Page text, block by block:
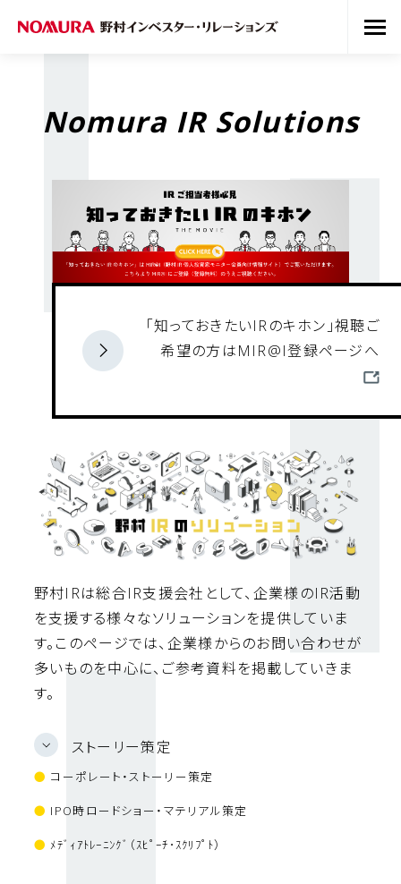
Nomura IR Solutions
「知っておきたいIRのキホン」視聴ご
希望の方はMIR@I登録ページへ
野村IRは総合IR支援会社として、企業様のIR活動
を支援する様々なソリューションを提供していま
す。このページでは、企業様からのお問い合わせが
多いものを中心に、ご参考資料を掲載していきま
す。
ストーリー策定
● コーポレート・ストーリー策定
● IPO時ロードショー・マテリアル策定
●ﾒﾃﾞｨｱﾄﾚｰﾆﾝｸﾞ（ｽﾋﾟｰﾁ･ｽｸﾘﾌﾟﾄ）